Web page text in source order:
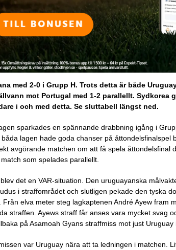
med 2-0 i Grupp H. Trots detta är både
mot Portugal med 1-2 parallellt. Sydkorea
i och med detta. Se sluttabell längst ned.
sparkades en spännande drabbning igång i
lagen hade goda chanser på åttondelsfinalspel
avgörande matchen om att få spela åttondelsfinal
som spelades parallellt.
det en VAR-situation. Den uruguayanska
i straffområdet och slutligen pekade den tyska
elva meter steg lagkaptenen André Ayew fram
straffen. Ayews straff får anses vara mycket svag
på Asamoah Gyans straffmiss mot just Uruguay
var Uruguay nära att ta ledningen i matchen.